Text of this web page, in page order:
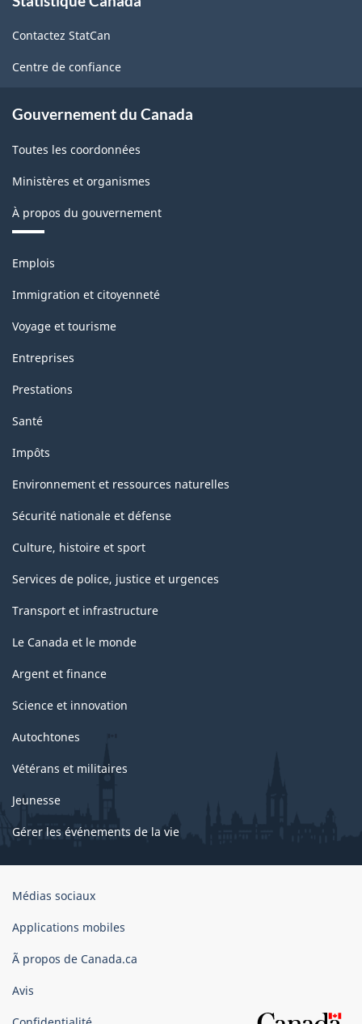
ce
site
Contactez StatCan
Centre de confiance
Gouvernement du Canada
Toutes les coordonnées
Ministères et organismes
À propos du gouvernement
Thèmes
sujets
Emplois
Immigration et citoyenneté
Voyage et tourisme
Entreprises
Prestations
Santé
Impôts
Environnement et ressources naturelles
Sécurité nationale et défense
Culture, histoire et sport
Services de police, justice et urgences
Transport et infrastructure
Le Canada et le monde
Argent et finance
Science et innovation
Autochtones
Vétérans et militaires
Jeunesse
Gérer les événements de la vie
Organisation
gouvernement
Canada
Médias sociaux
Applications mobiles
Ã propos de Canada.ca
Avis